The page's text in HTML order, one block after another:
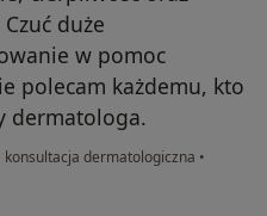
duże
w pomoc
polecam każdemu, kto
dermatologa.
konsultacja dermatologiczna •